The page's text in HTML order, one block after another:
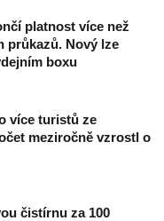
platnost více než
průkazů. Nový lze
boxu
více turistů ze
meziročně vzrostl o
čistírnu za 100